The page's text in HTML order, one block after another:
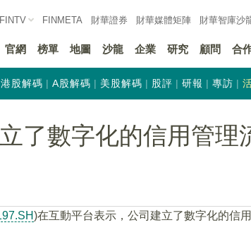
FINTV FINMETA 財華證券 財華媒體矩陣 財華智庫沙
官網 榜單 地圖 沙龍 企業 研究 顧問 合
港股解碼 A股解碼 美股解碼 股評 研報 專訪
了數字化的信用管理
)在互動平台表示，公司建立了數字化的信